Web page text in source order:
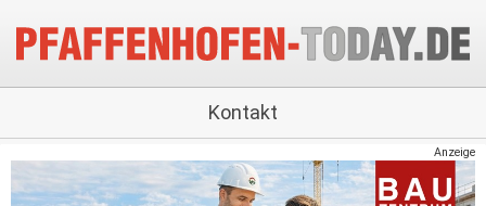
Kontakt
Anzeige